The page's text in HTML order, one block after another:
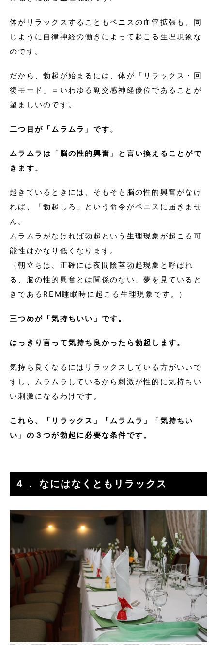
体がリラックスすることもペニスの血管拡張も、同
じように自律神経の働きによって起こる生理現象な
のです。
だから、勃起が始まるには、体が「リラックス・回
復モード」＝いわゆる副交感神経優位であることが
望ましいのです。
二つ目が「ムラムラ」です。
ムラムラは「脳の性的興奮」と言い換えることがで
きます。
起きているときには、そもそも脳の性的興奮がなけ
れば、「勃起しろ」という命令がペニスに届きませ
ん。
ムラムラがなければ勃起という生理現象が起こる可
能性はかなり低くなります。
（朝立ちは、正確には夜間陰茎勃起現象と呼ばれ
る、脳の性的興奮とは関係のない、夢を見ていると
きであるREM睡眠時に起こる生理現象です。）
三つめが「気持ちいい」です。
はっきり言って気持ち良かったら勃起します。
気持ち良くなるにはリラックスしている方がいいで
すし、ムラムラしているから刺激が性的に気持ちい
い刺激になるわけです。
これら、「リラックス」「ムラムラ」「気持ちい
い」の３つが勃起に必要な条件です。
４． なにはなくともリラックス